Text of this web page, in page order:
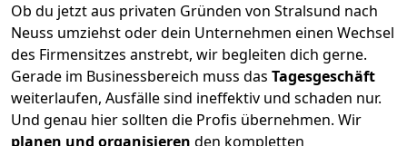
Ob du jetzt aus privaten Gründen von Stralsund nach
Neuss umziehst oder dein Unternehmen einen Wechsel
des Firmensitzes anstrebt, wir begleiten dich gerne.
Gerade im Businessbereich muss das Tagesgeschäft
weiterlaufen, Ausfälle sind ineffektiv und schaden nur.
Und genau hier sollten die Profis übernehmen. Wir
planen und organisieren den kompletten